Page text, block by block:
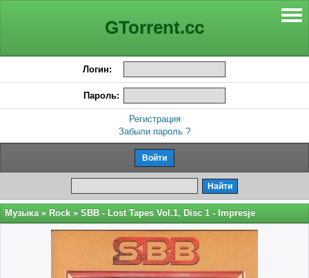
GTorrent.cc
Логин:
Пароль:
Регистрация
Забыли пароль ?
Музыка » Rock » SBB - Lost Tapes Vol.1, Disc 1 - Impresje